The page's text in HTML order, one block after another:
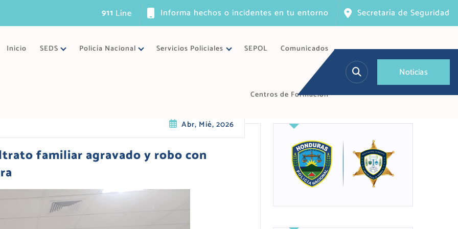
nea únic Informa hechos o incidentes en tu entorno Secretaría de Seguridad
Inicio SEDS Policía Nacional Servicios Policiales SEPOL Comunicados
Centros de Formación
Noticias
Abr, Mié, 2026
familiar agravado y robo con